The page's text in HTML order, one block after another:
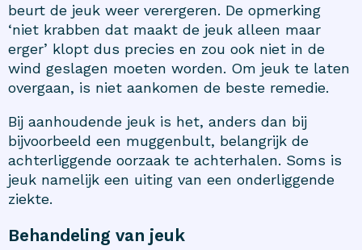
beurt de jeuk weer verergeren. De opmerking
‘niet krabben dat maakt de jeuk alleen maar
erger’ klopt dus precies en zou ook niet in de
wind geslagen moeten worden. Om jeuk te laten
overgaan, is niet aankomen de beste remedie.
Bij aanhoudende jeuk is het, anders dan bij
bijvoorbeeld een muggenbult, belangrijk de
achterliggende oorzaak te achterhalen. Soms is
jeuk namelijk een uiting van een onderliggende
ziekte.
Behandeling van jeuk